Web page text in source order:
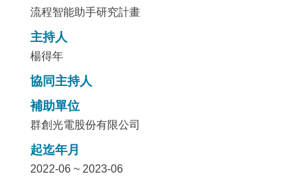
流程智能助手研究計畫
主持人
楊得年
協同主持人
補助單位
群創光電股份有限公司
起迄年月
2022-06 ~ 2023-06